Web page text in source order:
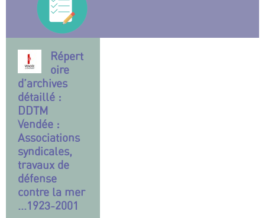
Répert
oire
d’archives
détaillé :
DDTM
Vendée :
Associations
syndicales,
travaux de
défense
contre la mer
...1923-2001